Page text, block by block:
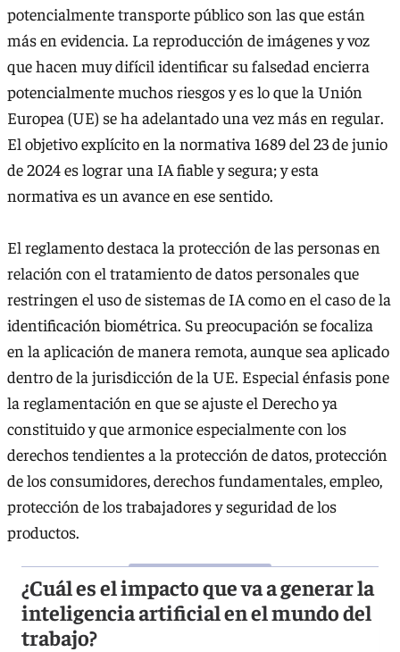
potencialmente transporte público son las que están
más en evidencia. La reproducción de imágenes y voz
que hacen muy difícil identificar su falsedad encierra
potencialmente muchos riesgos y es lo que la Unión
Europea (UE) se ha adelantado una vez más en regular.
El objetivo explícito en la normativa 1689 del 23 de junio
de 2024 es lograr una IA fiable y segura; y esta
normativa es un avance en ese sentido.
El reglamento destaca la protección de las personas en
relación con el tratamiento de datos personales que
restringen el uso de sistemas de IA como en el caso de la
identificación biométrica. Su preocupación se focaliza
en la aplicación de manera remota, aunque sea aplicado
dentro de la jurisdicción de la UE. Especial énfasis pone
la reglamentación en que se ajuste el Derecho ya
constituido y que armonice especialmente con los
derechos tendientes a la protección de datos, protección
de los consumidores, derechos fundamentales, empleo,
protección de los trabajadores y seguridad de los
productos.
¿Cuál es el impacto que va a generar la
inteligencia artificial en el mundo del
trabajo?